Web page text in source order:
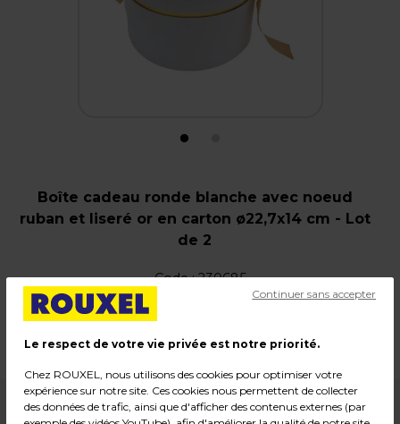
Boîte cadeau ronde blanche avec noeud
ruban et liseré or en carton ø22,7x14 cm - Lot
de 2
Code :230685
Couleur : Blanc / Or
Matière : Carton
Dimensions : ø 22,7 x H 14 cm
12,99€ HT
Le respect de votre vie privée est notre priorité.
Chez ROUXEL, nous utilisons des cookies pour optimiser votre
expérience sur notre site. Ces cookies nous permettent de collecter
des données de trafic, ainsi que d'afficher des contenus externes (par
Continuer sans accepter